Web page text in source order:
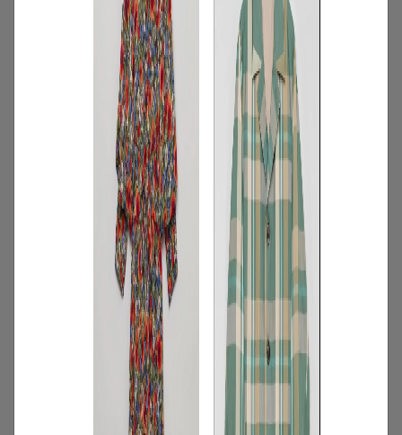
特集 /
【夏に映える別注ワンピース】ディウ
カ・レリル・アローブの特別なドレスが
登場！
2026.07.23